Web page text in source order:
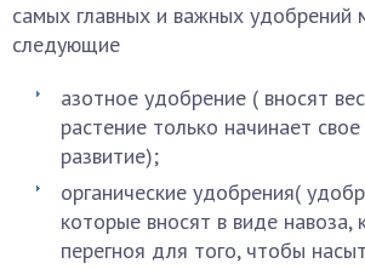
самых главных и важных удобрений
следующие
азотное удобрение ( вносят
растение только начинает
развитие);
органические удобрения(
которые вносят в виде навоза,
перегноя для того, чтобы